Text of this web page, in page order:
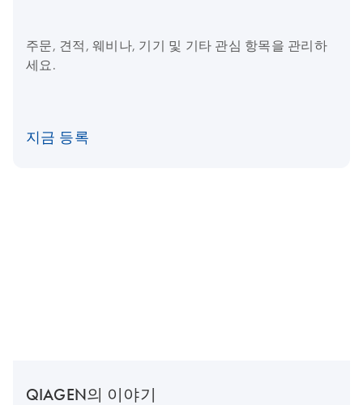
주문, 견적, 웨비나, 기기 및 기타 관심 항목을 관리하
세요.
지금 등록
QIAGEN의 이야기